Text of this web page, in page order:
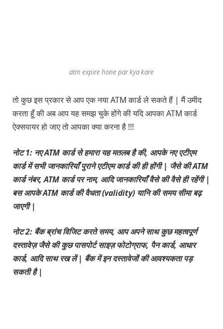
atm expire hone par kya kare
तो कुछ इस प्रकार से आप एक नया ATM कार्ड ले सकते हैं | मैं उमीद
करता हूँ की अब आप यह समझ चुके होंगे की यदि आपका ATM कार्ड
ऐक्सपायर हो जाए तो आपका क्या करना है !!!
नोट 1: नए ATM कार्ड से हमारा यह मतलब है की, आपके नए एटीएम
कार्ड में सभी जानकारियाँ पुराने एटीएम कार्ड की ही होंगी | जैसे की ATM
कार्ड नंबर, ATM कार्ड पर नाम, आदि जानकारियाँ वैसे की वैसे ही रहेंगी |
बस आपके ATM कार्ड की वैधता (validity) यानि की समय सीमा बढ़
जाएगी |
नोट 2: बैंक ब्रांच विजिट करते समय, आप अपने साथ कुछ महत्वपूर्ण
दस्तावेज़ जैसे की कुछ पासपोर्ट साइज़ फोटोग्राफ, पैन कार्ड, आधार
कार्ड, आदि साथ रख लें | बैंक में इन दस्तावेजों की आवश्यकता पड़
सकती है |